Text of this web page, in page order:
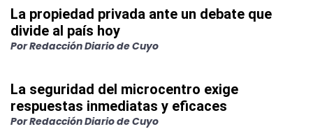
La propiedad privada ante un debate que
divide al país hoy
PorRedacción Diario de Cuyo
La seguridad del microcentro exige
respuestas inmediatas y eficaces
PorRedacción Diario de Cuyo